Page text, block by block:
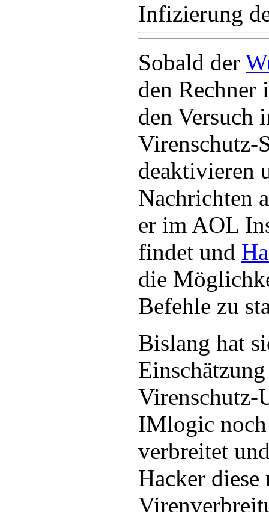
Infizierung
Sobald der
den Rechner
den Versuch
Virenschutz-
deaktivieren
Nachrichten
er im AOL
findet und
die
Befehle zu
Bislang hat
Virenschutz-
IMlogic
verbreitet
Hacker